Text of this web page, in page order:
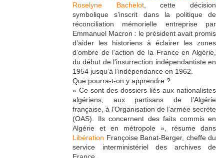
Roselyne Bachelot, cette décision
symbolique s’inscrit dans la politique de
réconciliation mémorielle entreprise par
Emmanuel Macron : le président avait promis
d’aider les historiens à éclairer les zones
d’ombre de l’action de la France en Algérie,
du début de l’insurrection indépendantiste en
1954 jusqu’à l’indépendance en 1962.
Que pourra-t-on y apprendre ?
« Ce sont des dossiers liés aux nationalistes
algériens, aux partisans de l’Algérie
française, à l’Organisation de l’armée secrète
(OAS). Ils concernent des faits commis en
Algérie et en métropole », résume dans
Libération Françoise Banat-Berger, cheffe du
service interministériel des archives de
France.